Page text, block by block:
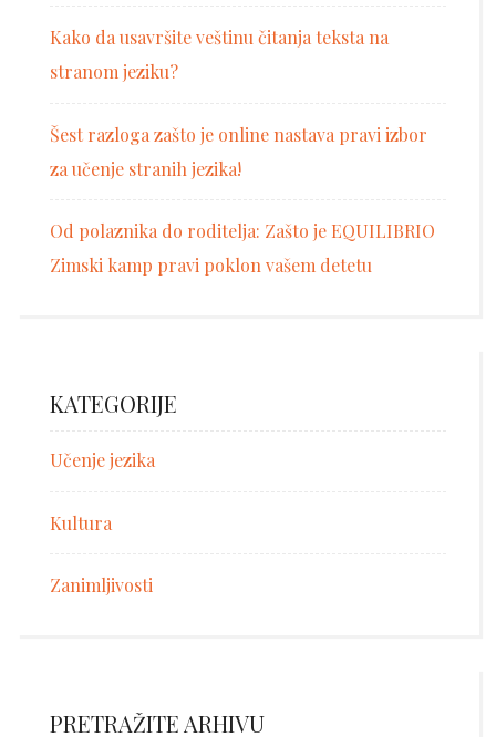
Kako da usavršite veštinu čitanja teksta na
stranom jeziku?
Šest razloga zašto je online nastava pravi izbor
za učenje stranih jezika!
Od polaznika do roditelja: Zašto je EQUILIBRIO
Zimski kamp pravi poklon vašem detetu
KATEGORIJE
Učenje jezika
Kultura
Zanimljivosti
PRETRAŽITE ARHIVU